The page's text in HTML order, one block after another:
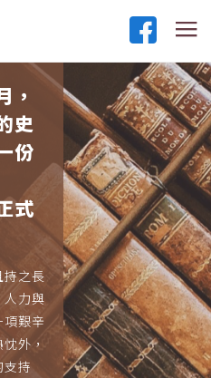
，
史
份
式
持之長
人力與
項艱辛
忱外，
支持